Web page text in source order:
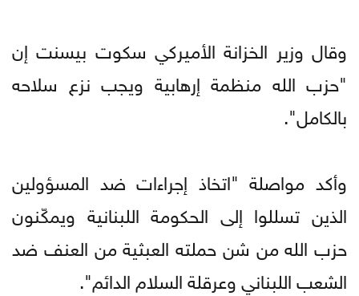
وقال وزير الخزانة الأميركي سكوت بيسنت إن
"حزب الله منظمة إرهابية ويجب نزع سلاحه
بالكامل".
وأكد مواصلة "اتخاذ إجراءات ضد المسؤولين
الذين تسللوا إلى الحكومة اللبنانية ويمكّنون
حزب الله من شن حملته العبثية من العنف ضد
الشعب اللبناني وعرقلة السلام الدائم".